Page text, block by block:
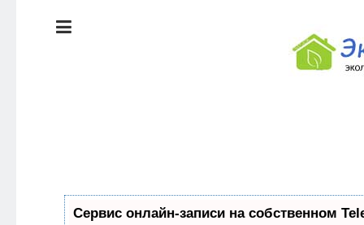
ЭКОЛОГИЯ
СТИЛЬ
Сервис онлайн-записи на собственном